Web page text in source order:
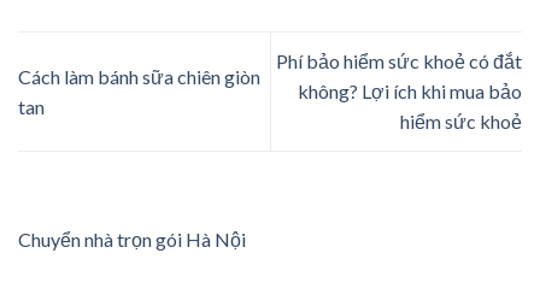
Cách làm bánh sữa chiên giòn
tan
Phí bảo hiểm sức khoẻ có đắt
không? Lợi ích khi mua bảo
hiểm sức khoẻ
Chuyển nhà trọn gói Hà Nội